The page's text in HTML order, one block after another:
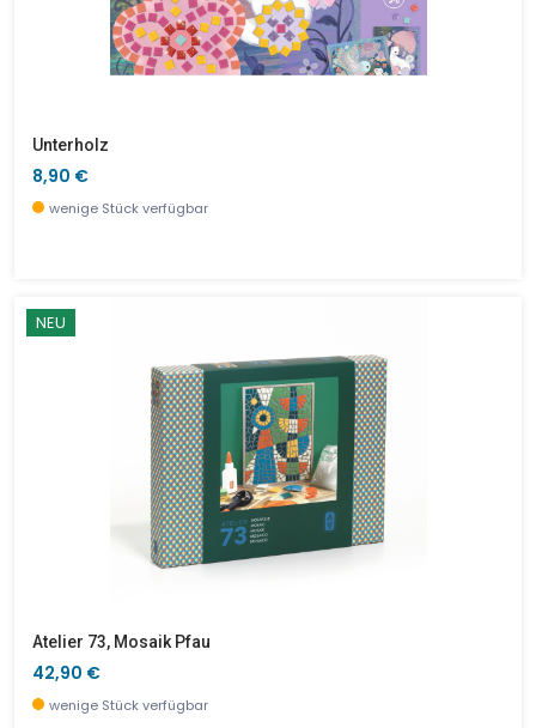
Unterholz
8,90 €
wenige Stück verfügbar
NEU
Atelier 73, Mosaik Pfau
42,90 €
wenige Stück verfügbar